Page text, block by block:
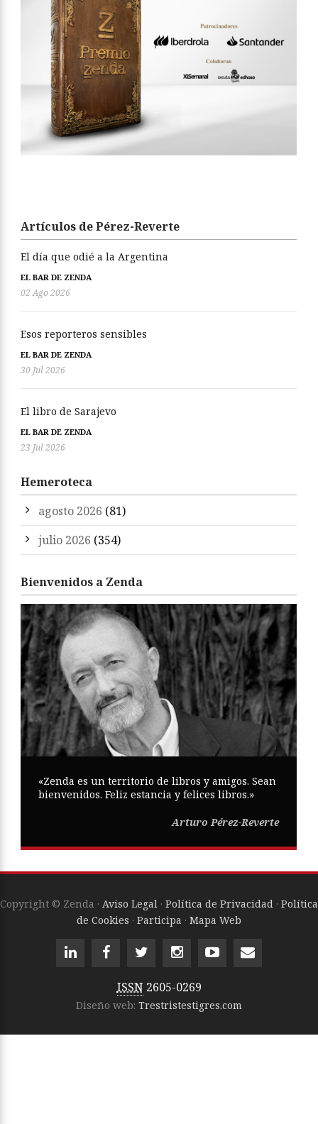
Artículos de Pérez-Reverte
El día que odié a la Argentina
EL BAR DE ZENDA
02 Ago 2026
Esos reporteros sensibles
EL BAR DE ZENDA
30 Jul 2026
El libro de Sarajevo
EL BAR DE ZENDA
23 Jul 2026
Hemeroteca
agosto 2026 (81)
julio 2026 (354)
Bienvenidos a Zenda
«Zenda es un territorio de libros y amigos. Sean
bienvenidos. Feliz estancia y felices libros.»
Arturo Pérez-Reverte
Copyright © Zenda · Aviso Legal · Política de Privacidad · Política
de Cookies · Participa · Mapa Web
ISSN 2605-0269
Diseño web: Trestristestigres.com